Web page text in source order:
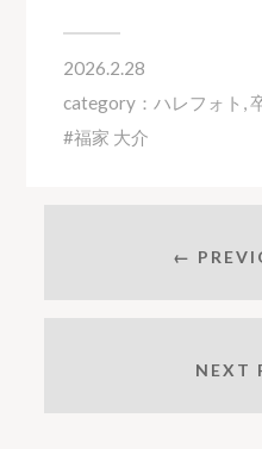
2026.2.28
category： ハレフォト ,
福家 大介
←
NEXT